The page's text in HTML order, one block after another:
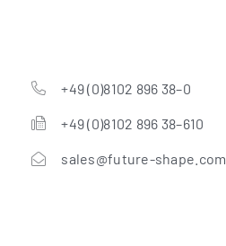
+49 (0)8102 896 38–0
+49 (0)8102 896 38–610
sales@future-shape.com